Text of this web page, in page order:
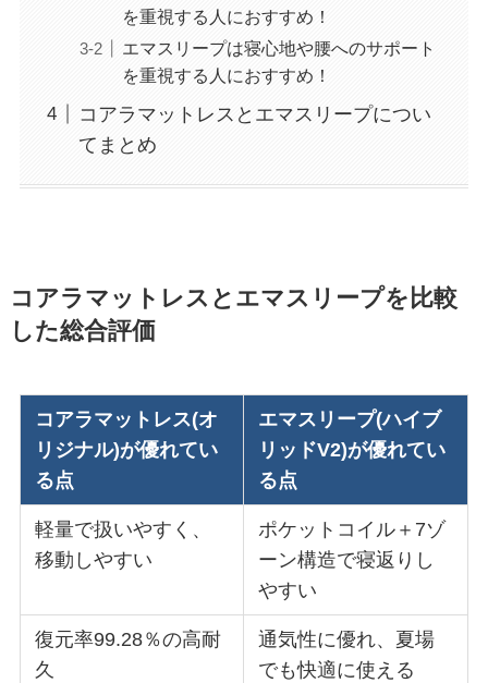
を重視する人におすすめ！
エマスリープは寝心地や腰へのサポート
を重視する人におすすめ！
コアラマットレスとエマスリープについ
てまとめ
コアラマットレスとエマスリープを比較
した総合評価
コアラマットレス(オ
リジナル)が優れてい
る点
エマスリープ(ハイブ
リッドV2)が優れてい
る点
軽量で扱いやすく、
移動しやすい
ポケットコイル＋7ゾ
ーン構造で寝返りし
やすい
復元率99.28％の高耐
久
通気性に優れ、夏場
でも快適に使える